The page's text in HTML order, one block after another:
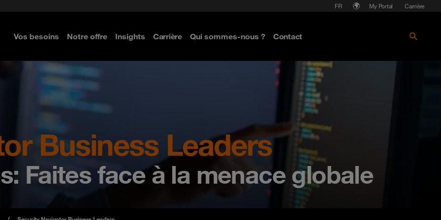
Langue My Portal Carrière
Vos besoins
plus Notre offre
plus Insights
plus Carrière Qui sommes-nous ?
plus Contact
Business Leaders
Faites face à la menace globale